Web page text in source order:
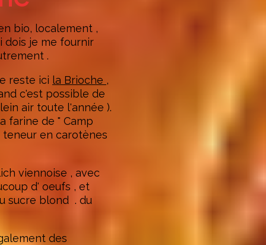
bio, localement ,
dois je me fournir
.
reste ici la Brioche ,
c'est possible de
air toute l'année ).
farine de " Camp
en carotènes
viennoise , avec
d' oeufs , et
sucre blond . du
des